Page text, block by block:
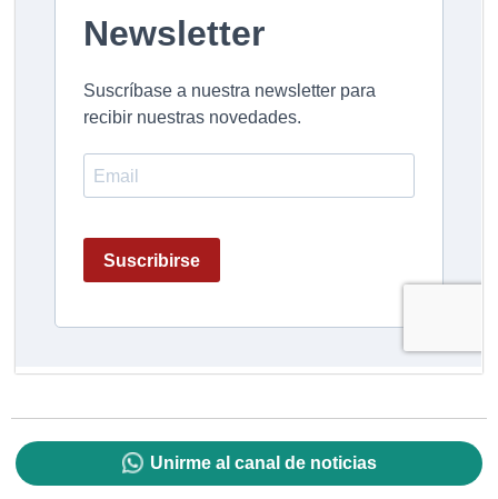
Unirme al canal de noticias